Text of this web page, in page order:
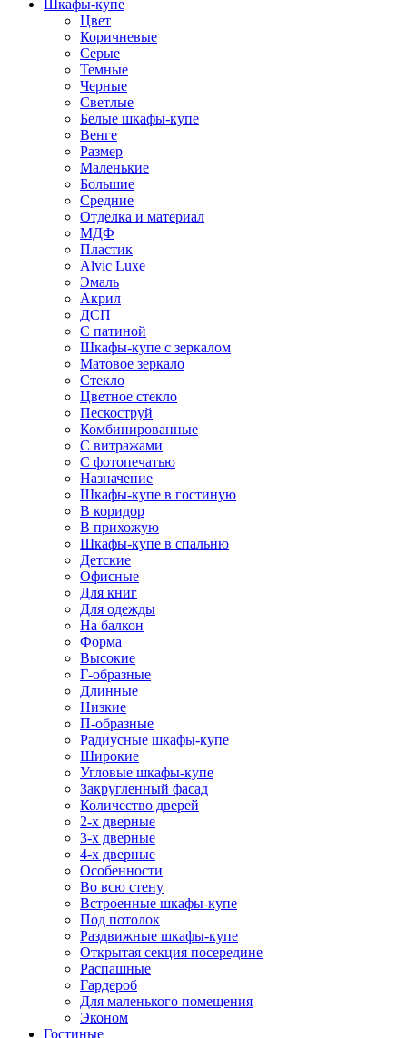
Шкафы-купе
Цвет
Коричневые
Серые
Темные
Черные
Светлые
Белые шкафы-купе
Венге
Размер
Маленькие
Большие
Средние
Отделка и материал
МДФ
Пластик
Alvic Luxe
Эмаль
Акрил
ДСП
С патиной
Шкафы-купе с зеркалом
Матовое зеркало
Стекло
Цветное стекло
Пескоструй
Комбинированные
С витражами
С фотопечатью
Назначение
Шкафы-купе в гостиную
В коридор
В прихожую
Шкафы-купе в спальню
Детские
Офисные
Для книг
Для одежды
На балкон
Форма
Высокие
Г-образные
Длинные
Низкие
П-образные
Радиусные шкафы-купе
Широкие
Угловые шкафы-купе
Закругленный фасад
Количество дверей
2-х дверные
3-х дверные
4-х дверные
Особенности
Во всю стену
Встроенные шкафы-купе
Под потолок
Раздвижные шкафы-купе
Открытая секция посередине
Распашные
Гардероб
Для маленького помещения
Эконом
Гостиные